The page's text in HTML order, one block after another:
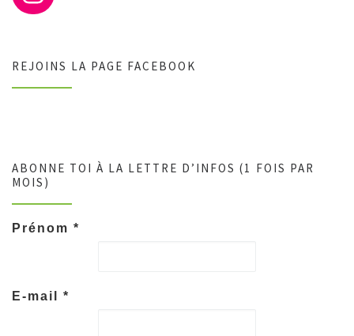
REJOINS LA PAGE FACEBOOK
ABONNE TOI À LA LETTRE D’INFOS (1 FOIS PAR
MOIS)
Prénom *
E-mail *